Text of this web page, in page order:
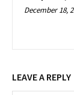
December 18,
LEAVE A REPLY